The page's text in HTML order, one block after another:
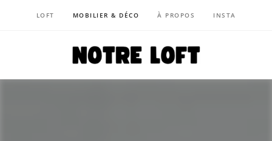
LOFT MOBILIER & DÉCO À PROPOS INSTA
NOTRE LOFT